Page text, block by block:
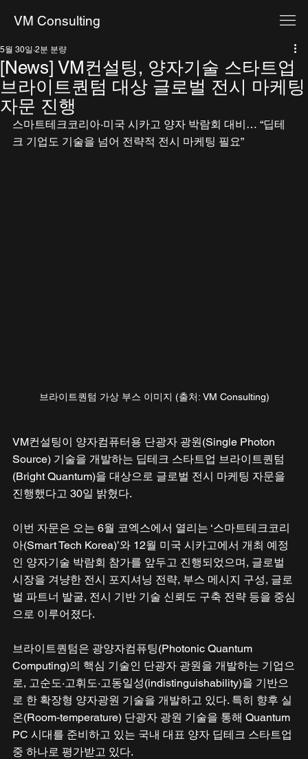
VM Consulting
[News] VM컨설팅, 양자기술 스타트업
브라이트퀀텀 대상 글로벌 전시 마케팅
자문 진행
5월 30일 2분 분량
스마트테크코리아·미국 시카고 양자 박람회 대비… “딥테
크 기업도 기술을 넘어 전략적 전시 마케팅 필요”
브라이트퀀텀 가상 부스 이미지 (출처: VM Consulting)
VM컨설팅이 양자컴퓨터용 단광자 광원(Single Photon
Source) 기술을 개발하는 딥테크 스타트업 브라이트퀀텀
(Bright Quantum)을 대상으로 글로벌 전시 마케팅 자문을
진행했다고 30일 밝혔다.
이번 자문은 오는 6월 코엑스에서 열리는 ‘스마트테크코리
아(Smart Tech Korea)’와 12월 미국 시카고에서 개최 예정
인 양자기술 박람회 참가를 앞두고 진행되었으며, 글로벌
시장을 겨냥한 전시 포지셔닝 전략, 부스 메시지 구성, 글로
벌 파트너 발굴, 전시 기반 기술 신뢰도 구축 전략 등을 중심
으로 이루어졌다.
브라이트퀀텀은 광양자컴퓨팅(Photonic Quantum
Computing)의 핵심 기술인 단광자 광원을 개발하는 기업으
로, 고순도·고휘도·고동일성(indistinguishability)을 기반으
로 한 확장형 양자광원 기술을 개발하고 있다. 특히 향후 실
온(Room-temperature) 단광자 광원 기술을 통해 Quantum
PC 시대를 준비하고 있는 국내 대표 양자 딥테크 스타트업
중 하나로 평가받고 있다.